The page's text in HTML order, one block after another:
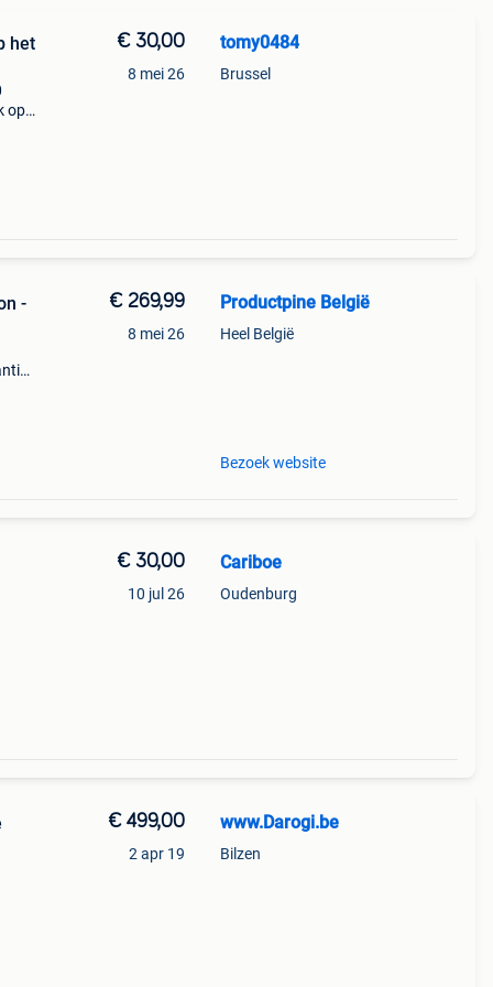
het
op
€ 30,00
8 mei 26
tomy0484
Brussel
- € 269,99
8 mei 26
Productpine België
Heel België
Bezoek website
€ 30,00
10 jul 26
Cariboe
Oudenburg
€ 499,00
2 apr 19
www.Darogi.be
Bilzen